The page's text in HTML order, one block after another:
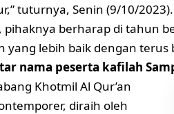
tuturnya, Senin (9/10/2023).
pihaknya berharap di tahun
yang lebih baik dengan
nama peserta kafilah
Khotmil Al Qur’an
diraih oleh